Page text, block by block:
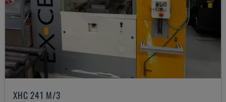
XHC 241 M/3